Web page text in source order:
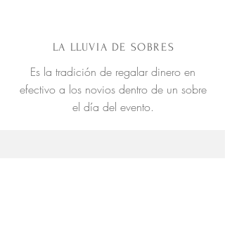
LA LLUVIA DE SOBRES
Es la tradición de regalar dinero en
efectivo a los novios dentro de un sobre
el día del evento.